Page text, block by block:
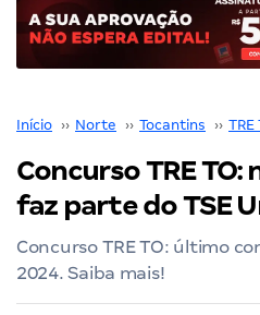
Início ›› Norte ›› Tocantins ›› TRE
Concurso TRE
faz parte do TSE
Concurso TRE TO: último
2024. Saiba mais!